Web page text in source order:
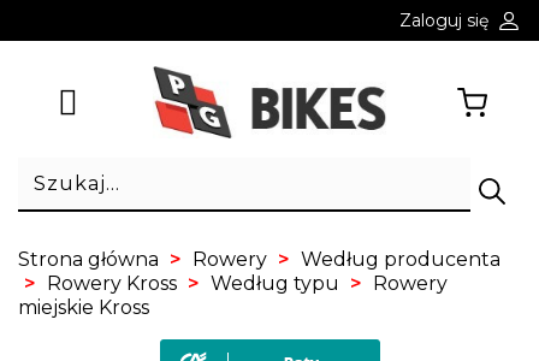
Zaloguj się
Strona główna Rowery
Według producenta
Rowery Kross
Według typu
Rowery
miejskie Kross